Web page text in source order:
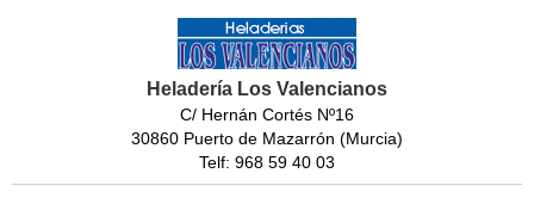
Heladería Los Valencianos
C/ Hernán Cortés Nº16
30860 Puerto de Mazarrón (Murcia)
Telf: 968 59 40 03